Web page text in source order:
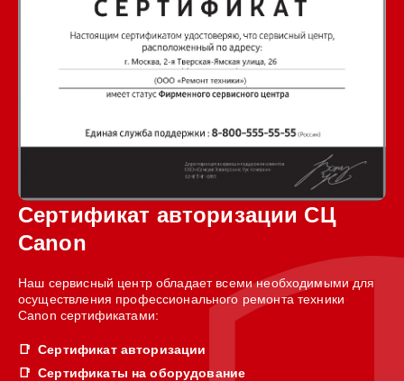
Сертификат авторизации СЦ
Canon
Наш сервисный центр обладает всеми необходимыми для
осуществления профессионального ремонта техники
Canon сертификатами:
Сертификат авторизации
Сертификаты на оборудование